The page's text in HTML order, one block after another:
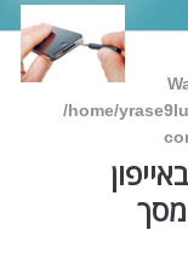
/home/